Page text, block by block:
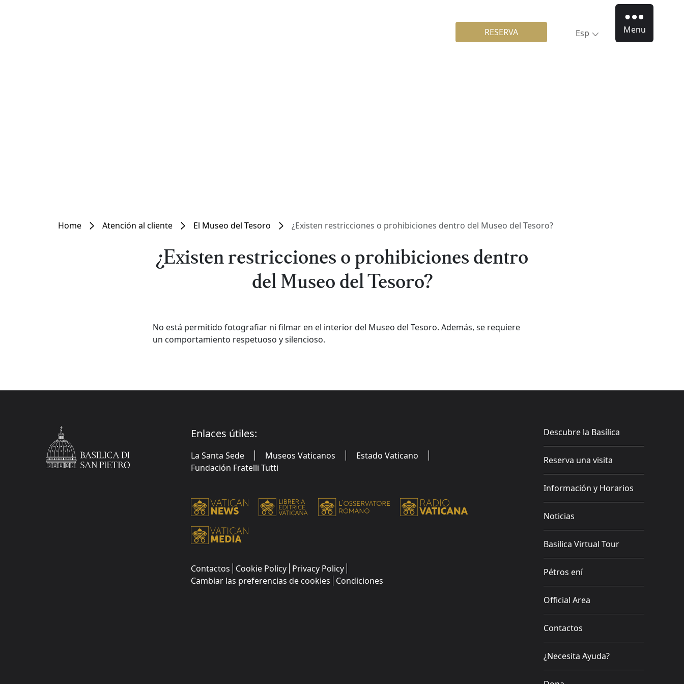
RESERVA Esp Menu
Home Atención al cliente El Museo del Tesoro ¿Existen restricciones o prohibiciones dentro del Museo del Tesoro?
¿Existen restricciones o prohibiciones dentro
del Museo del Tesoro?
No está permitido fotografiar ni filmar en el interior del Museo del Tesoro. Además, se requiere
un comportamiento respetuoso y silencioso.
Enlaces útiles:
La Santa Sede Museos Vaticanos
Estado Vaticano
Fundación Fratelli Tutti
Contactos Cookie Policy Privacy Policy
Cambiar las preferencias de cookies Condiciones
Descubre la Basílica
Reserva una visita
Información y Horarios
Noticias
Basilica Virtual Tour
Pétros ení
Official Area
Contactos
¿Necesita Ayuda?